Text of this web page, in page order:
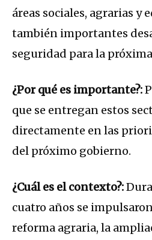
áreas sociales, agrarias y
también importantes
seguridad para la
¿Por qué es importante?:
que se entregan estos
directamente en las
del próximo gobierno.
¿Cuál es el contexto?:
cuatro años se
reforma agraria, la